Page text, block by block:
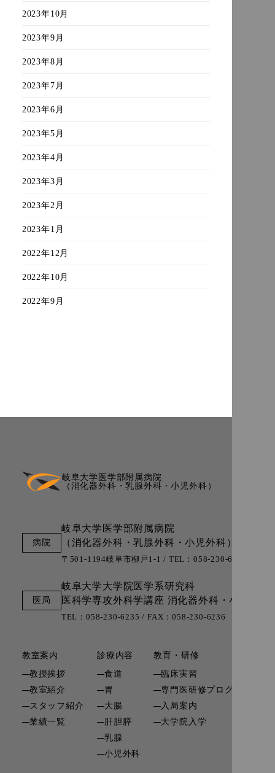
2023年10月
2023年9月
2023年8月
2023年7月
2023年6月
2023年5月
2023年4月
2023年3月
2023年2月
2023年1月
2022年12月
2022年10月
2022年9月
岐阜大学医学部附属病院
（消化器外科・乳腺外科・小児外科）
岐阜大学医学部附属病院
（消化器外科・乳腺外科・小児外科）
〒501-1194岐阜市柳戸1-1 / TEL：058-230-6000 (代表)
岐阜大学大学院医学系研究科
医科学専攻外科学講座 消化器外科・小児外科
TEL：058-230-6235 / FAX：058-230-6236
教室案内
教授挨拶
教室紹介
スタッフ紹介
業績一覧
診療内容
食道
胃
大腸
肝胆膵
乳腺
小児外科
教育・研修
臨床実習
専門医研修プログラム
入局案内
大学院入学